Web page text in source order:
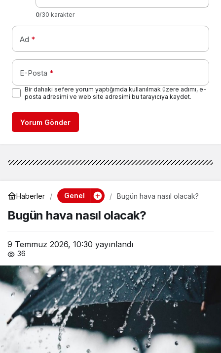
0/30 karakter
Ad *
E-Posta *
Bir dahaki sefere yorum yaptığımda kullanılmak üzere adımı, e-
posta adresimi ve web site adresimi bu tarayıcıya kaydet.
Yorum Gönder
Haberler Genel Bugün hava nasıl olacak?
Bugün hava nasıl olacak?
9 Temmuz 2026, 10:30 yayınlandı
36